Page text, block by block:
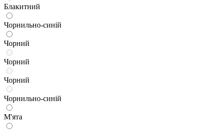
Блакитний
Чорнильно-синій
Чорний
Чорний
Чорний
Чорнильно-синій
М'ята